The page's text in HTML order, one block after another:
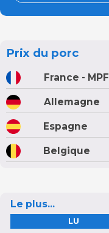
Prix du porc
France - MPF
Allemagne
Espagne
Belgique
Le plus...
LU